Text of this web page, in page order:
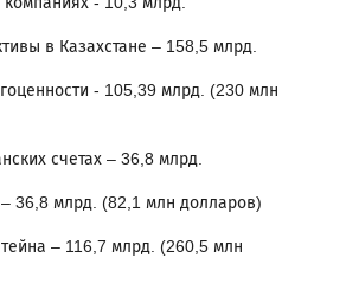
в Казахстане – 158,5 млрд.
- 105,39 млрд. (230 млн
счетах – 36,8 млрд.
36,8 млрд. (82,1 млн долларов)
– 116,7 млрд. (260,5 млн